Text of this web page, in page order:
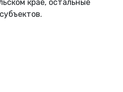
крае, остальные